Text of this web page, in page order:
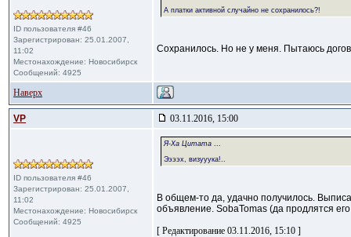
ID пользователя #46
Зарегистрирован: 25.01.2007,
11:02
Местонахождение: Новосибирск
Сообщений: 4925
А платки активной случайно не сохранилось?!
Сохранилось. Но не у меня. Пытаюсь
Наверх
VP 03.11.2016, 15:00
ID пользователя #46
Зарегистрирован: 25.01.2007,
11:02
Местонахождение: Новосибирск
Сообщений: 4925
Я-Ха Цитата ...
Ээээх, визууука!..
В общем-то да, удачно получилось.
объявление. SobaTomas (да продлятся
[ Редактирование 03.11.2016, 15:10 ]